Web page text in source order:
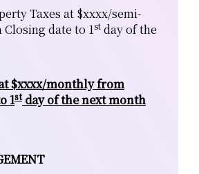
Taxes at $xxxx/semi-
date to 1st day of the
$xxxx/monthly from
1stday of the next month